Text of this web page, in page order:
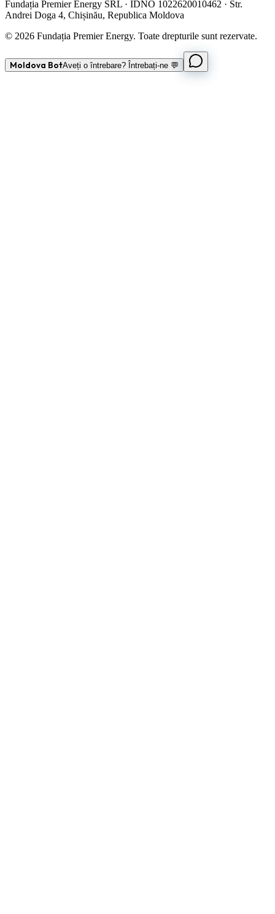
Fundația Premier Energy SRL · IDNO 1022620010462 · Str.
Andrei Doga 4, Chișinău, Republica Moldova
© 2026 Fundația Premier Energy. Toate drepturile sunt rezervate.
Moldova BotAveți o întrebare? Întrebați-ne 💬